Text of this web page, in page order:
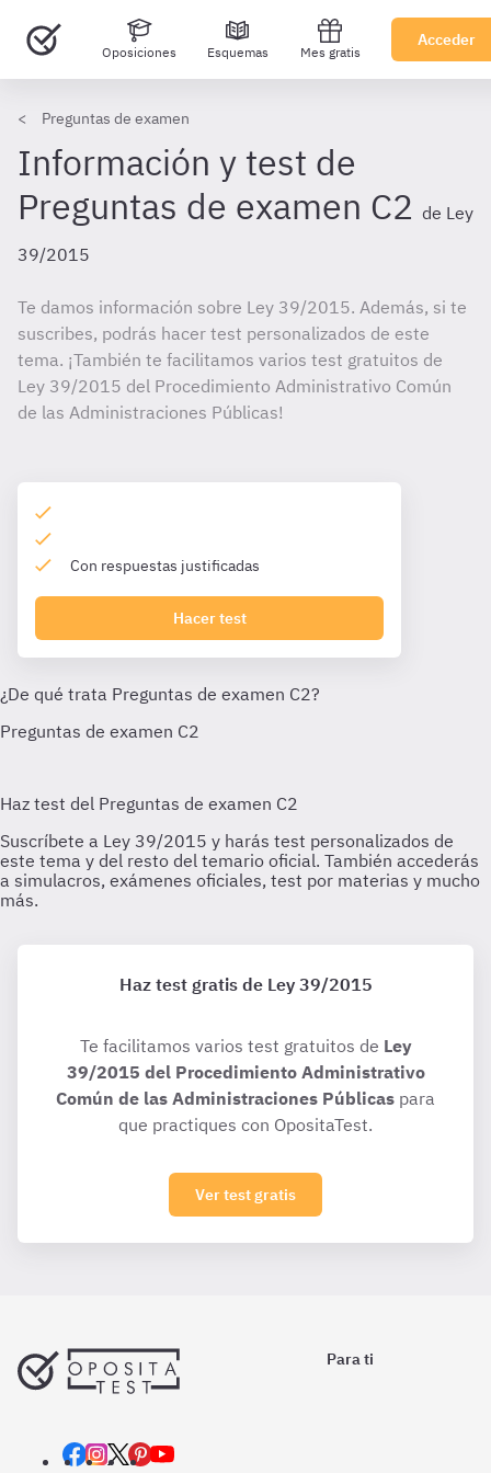
Oposiciones Esquemas Mes gratis
Acceder
Preguntas de examen
Información y test de
Preguntas de examen C2 de Ley
39/2015
Te damos información sobre Ley 39/2015. Además, si te
suscribes, podrás hacer test personalizados de este
tema. ¡También te facilitamos varios test gratuitos de
Ley 39/2015 del Procedimiento Administrativo Común
de las Administraciones Públicas!
Con respuestas justificadas
Hacer test
Haz test gratis de Ley 39/2015
Te facilitamos varios test gratuitos de Ley
39/2015 del Procedimiento Administrativo
Común de las Administraciones Públicas para
que practiques con OpositaTest.
Ver test gratis
Para ti